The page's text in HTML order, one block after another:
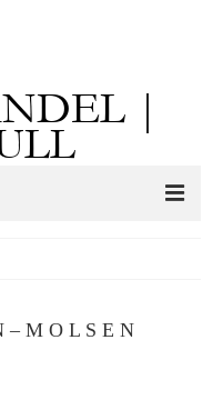
|
M O L S E N